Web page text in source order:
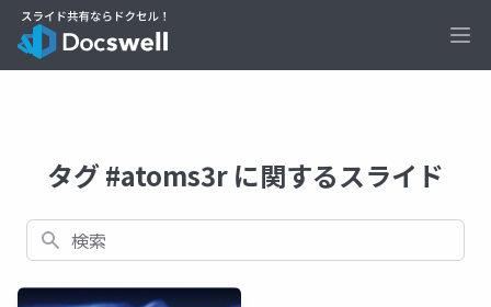
タグ #atoms3r に関するスライド
検索